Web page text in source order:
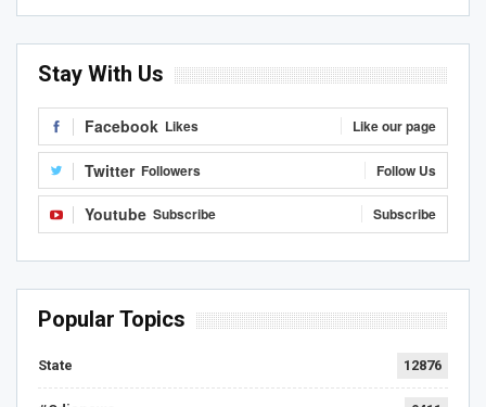
Stay With Us
Facebook Likes Like our page
Twitter Followers Follow Us
Youtube Subscribe Subscribe
Popular Topics
State 12876